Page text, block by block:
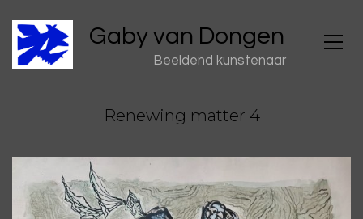
Gaby van Dongen
Beeldend kunstenaar
Renewing matter 4